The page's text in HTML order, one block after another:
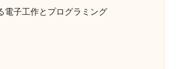
電子工作とプログラミング